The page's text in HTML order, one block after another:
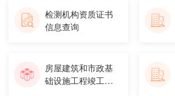
检测机构资质证书
信息查询
房屋建筑和市政基
础设施工程竣工验